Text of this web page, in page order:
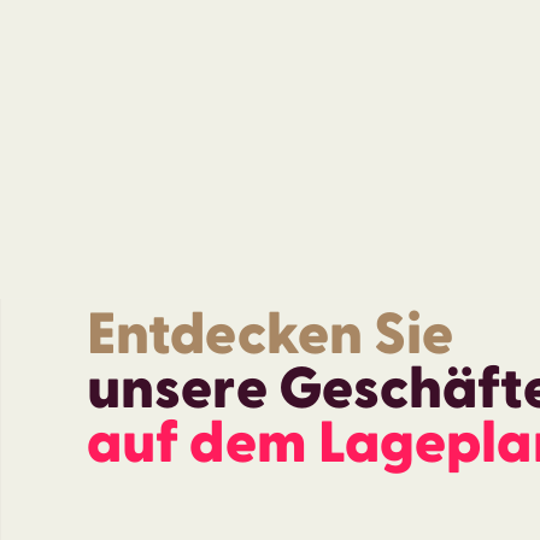
Entdecken Sie
unsere
auf dem